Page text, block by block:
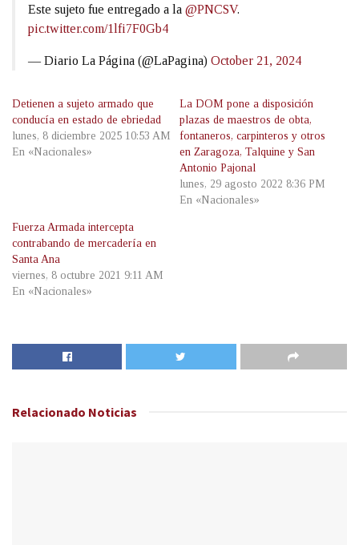
Este sujeto fue entregado a la @PNCSV.
pic.twitter.com/1lfi7F0Gb4
— Diario La Página (@LaPagina) October 21, 2024
Detienen a sujeto armado que
conducía en estado de ebriedad
lunes, 8 diciembre 2025 10:53 AM
En «Nacionales»
La DOM pone a disposición
plazas de maestros de obta,
fontaneros, carpinteros y otros
en Zaragoza, Talquine y San
Antonio Pajonal
lunes, 29 agosto 2022 8:36 PM
En «Nacionales»
Fuerza Armada intercepta
contrabando de mercadería en
Santa Ana
viernes, 8 octubre 2021 9:11 AM
En «Nacionales»
Relacionado Noticias